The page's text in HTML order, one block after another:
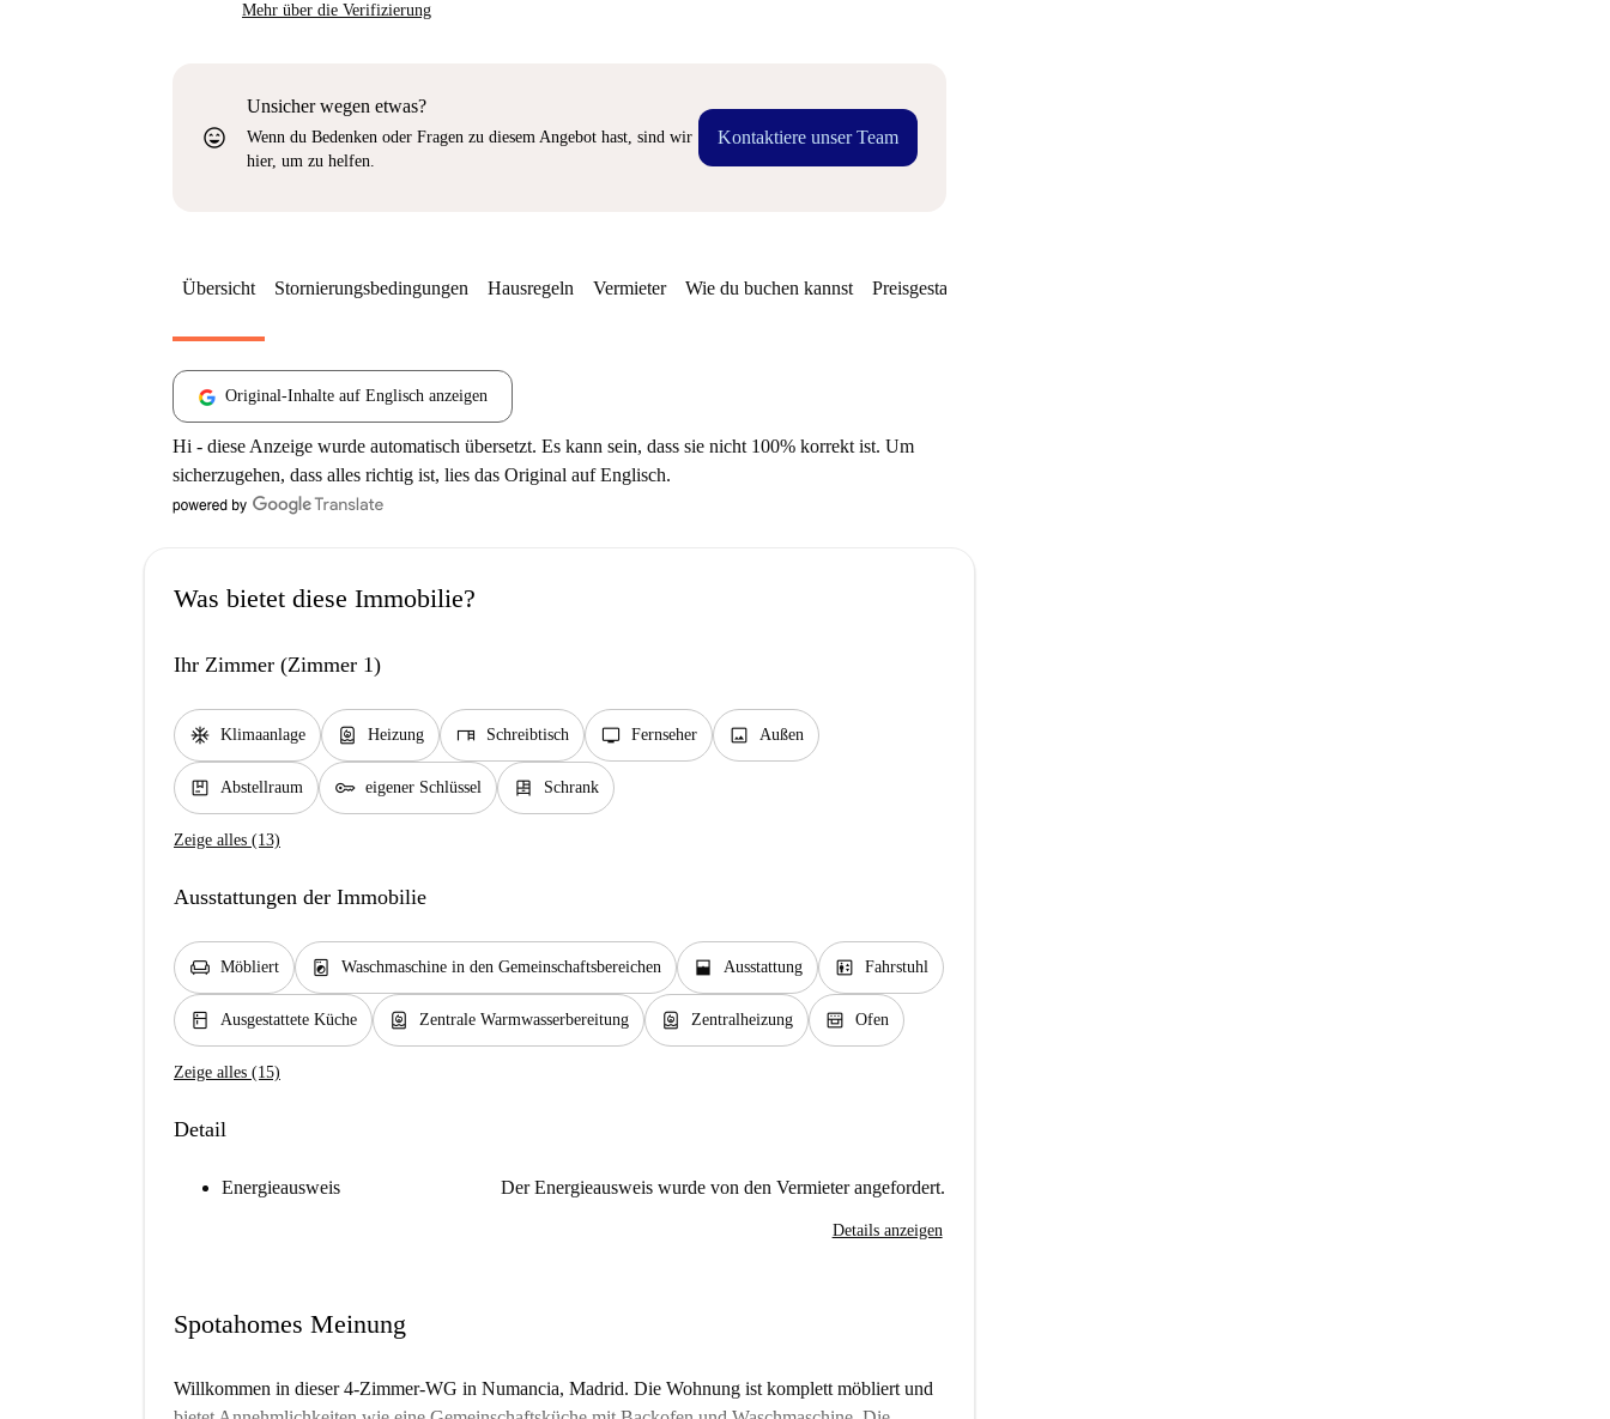
Mehr über die Verifizierung
sentiment_very_satisfied
Unsicher wegen etwas?
Wenn du Bedenken oder Fragen zu diesem Angebot hast, sind wir
hier, um zu helfen.
Kontaktiere unser Team
Übersicht Stornierungsbedingungen Hausregeln Vermieter Wie du buchen kannst Preisgestaltung
Original-Inhalte auf Englisch anzeigen
Hi - diese Anzeige wurde automatisch übersetzt. Es kann sein, dass sie nicht 100% korrekt ist. Um
sicherzugehen, dass alles richtig ist, lies das Original auf Englisch.
Was bietet diese Immobilie?
Ihr Zimmer (Zimmer 1)
ac_unit Klimaanlage water_heater Heizung desk Schreibtisch tv Fernseher image Außen
package Abstellraum key eigener Schlüssel dresser Schrank
Zeige alles (13)
Ausstattungen der Immobilie
chair Möbliert local_laundry_service Waschmaschine in den Gemeinschaftsbereichen window_open Ausstattung elevator Fahrstuhl
kitchen Ausgestattete Küche water_heater Zentrale Warmwasserbereitung water_heater Zentralheizung oven_gen Ofen
Zeige alles (15)
Detail
Energieausweis Der Energieausweis wurde von den Vermieter angefordert.
Details anzeigen
Spotahomes Meinung
Willkommen in dieser 4-Zimmer-WG in Numancia, Madrid. Die Wohnung ist komplett möbliert und